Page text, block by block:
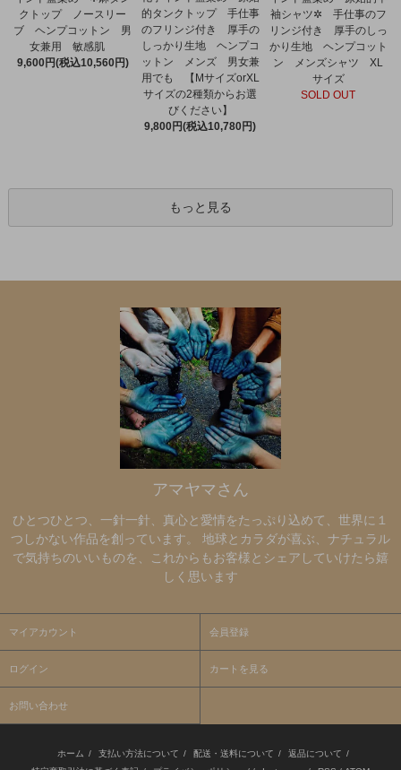
クトップ ノースリー
ブ ヘンプコットン 男
女兼用 敏感肌
9,600円(税込10,560円)
的タンクトップ 手仕事
のフリンジ付き 厚手の
しっかり生地 ヘンプコ
ットン メンズ 男女兼
用でも 【MサイズorXL
サイズの2種類からお選
びください】
9,800円(税込10,780円)
袖シャツ✲ 手仕事のフ
リンジ付き 厚手のしっ
かり生地 ヘンプコット
ン メンズシャツ XL
サイズ
SOLD OUT
もっと見る
アマヤマさん
ひとつひとつ、一針一針、真心と愛情をたっぷり込めて、世界に１
つしかない作品を創っています。 地球とカラダが喜ぶ、ナチュラル
で気持ちのいいものを、これからもお客様とシェアしていけたら嬉
しく思います
マイアカウント 会員登録
ログイン カートを見る
お問い合わせ
ホーム / 支払い方法について / 配送・送料について / 返品について /